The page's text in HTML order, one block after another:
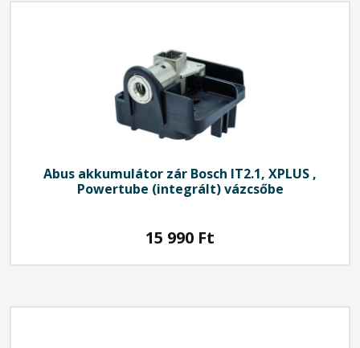
Abus akkumulátor zár Bosch IT2.1, XPLUS ,
Powertube (integrált) vázcsőbe
15 990 Ft